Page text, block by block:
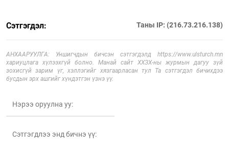
Сэтгэгдэл: Таны IP: (216.73.216.138)
АНХААРУУЛГА: Уншигчдын бичсэн сэтгэгдэлд https://www.ulsturch.mn
хариуцлага хүлээхгүй болно. Манай сайт ХХЗХ-ны журмын дагуу зүй
зохисгүй зарим үг, хэллэгийг хязгаарласан тул Та сэтгэгдэл бичихдээ
бусдын эрх ашгийг хүндэтгэн үзнэ үү.